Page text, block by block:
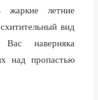
летние
вид
наверняка
над пропастью